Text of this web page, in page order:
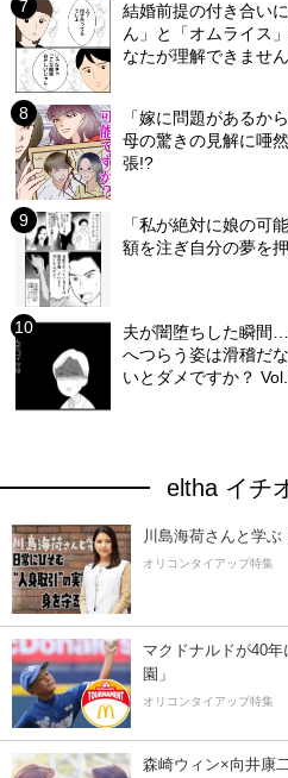
結婚前提の付き合い
ん」と「オムライス
なたが理解できません
「嫁に問題があるか
母の驚きの見解に唖
張!?
「私が絶対に娘の可
額を注ぎ自分の夢を
夫が闇堕ちした瞬間
へつらう姿は滑稽だ
いとダメですか？
eltha イチ
川島海荷さんと学ぶ
オリコンタイアップ特集
マクドナルドが40
園」
オリコンタイアップ特集
森崎ウィン×向井康